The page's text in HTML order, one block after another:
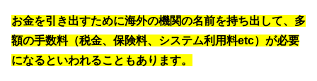
お金を引き出すために海外の機関の名前を持ち出して、多
額の手数料（税金、保険料、システム利用料etc）が必要
になるといわれることもあります。